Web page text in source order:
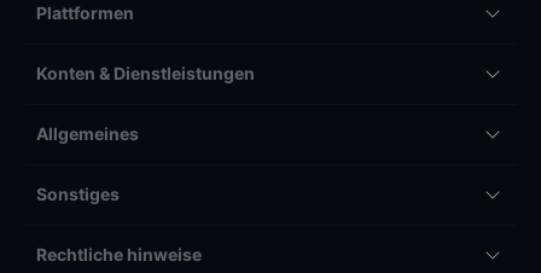
Plattformen
Konten & Dienstleistungen
Allgemeines
Sonstiges
Rechtliche hinweise